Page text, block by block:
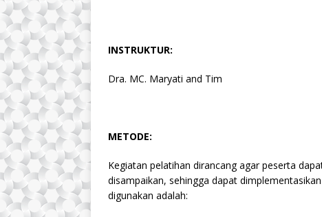
INSTRUKTUR:
Dra. MC. Maryati and Tim
METODE:
Kegiatan pelatihan dirancang agar peserta
disampaikan, sehingga dapat
digunakan adalah: